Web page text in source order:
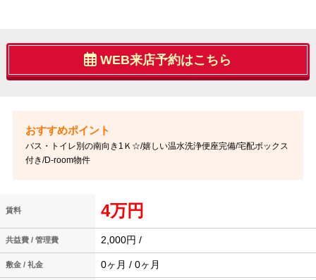
WEB来店予約はこちら
バス・トイレ別の南向き1Ｋ☆/嬉しい温水洗浄便座完備/宅配ボックス
付き/D-room物件
賃料 4万円
共益費 / 管理費 2,000円 /
敷金 / 礼金 0ヶ月 / 0ヶ月